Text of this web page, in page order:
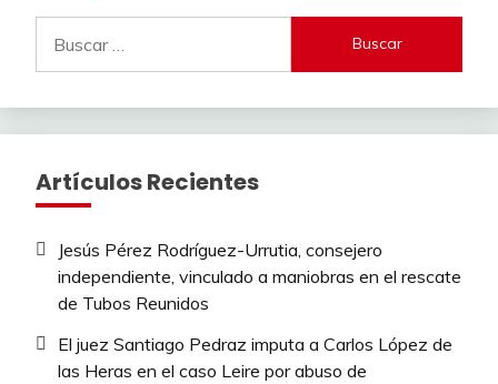
Artículos Recientes
Jesús Pérez Rodríguez-Urrutia, consejero
independiente, vinculado a maniobras en el rescate
de Tubos Reunidos
El juez Santiago Pedraz imputa a Carlos López de
las Heras en el caso Leire por abuso de